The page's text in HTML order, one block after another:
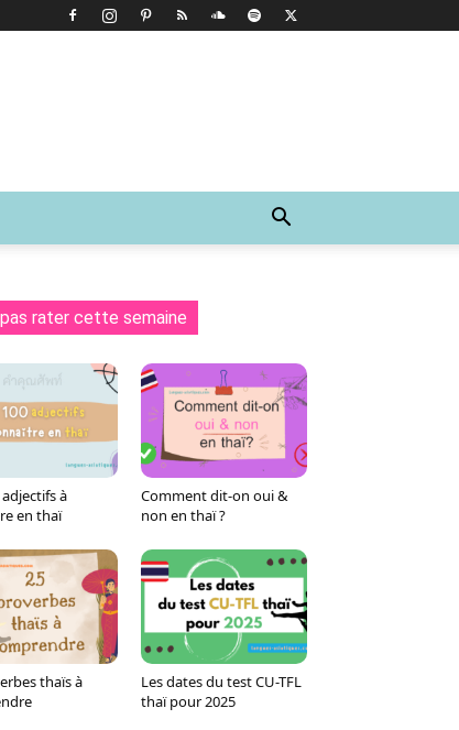
WhatsApp Viber
rater cette semaine
adjectifs à
en thaï
Comment dit-on oui &
non en thaï ?
thaïs à
Les dates du test CU-TFL
thaï pour 2025